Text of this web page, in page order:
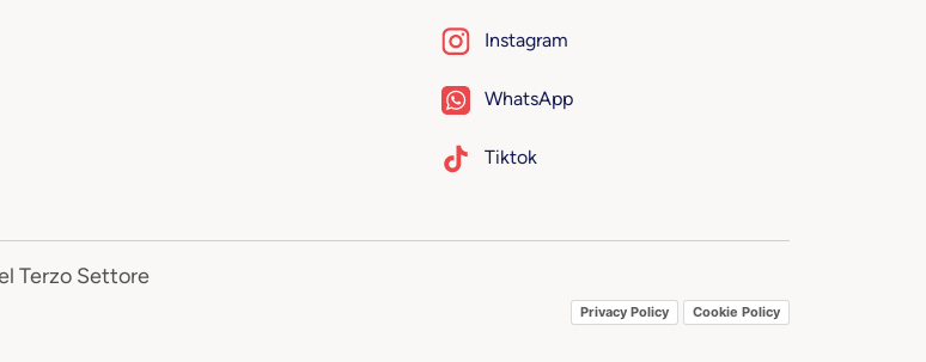
Instagram
WhatsApp
Tiktok
Terzo Settore
Privacy Policy Cookie Policy